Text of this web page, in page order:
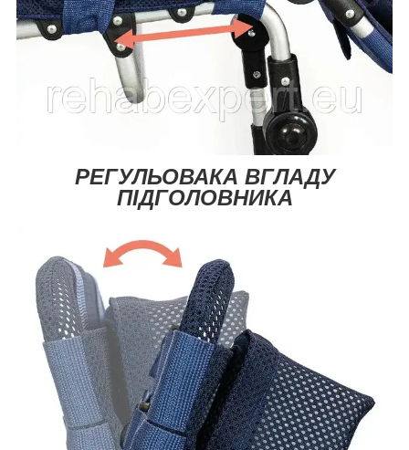
РЕГУЛЬОВАКА ВГЛАДУ
ПІДГОЛОВНИКА